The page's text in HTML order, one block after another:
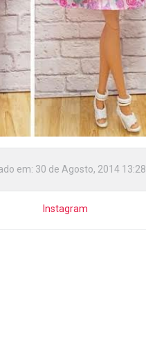
em: 30 de Agosto, 2014 13:28
Instagram